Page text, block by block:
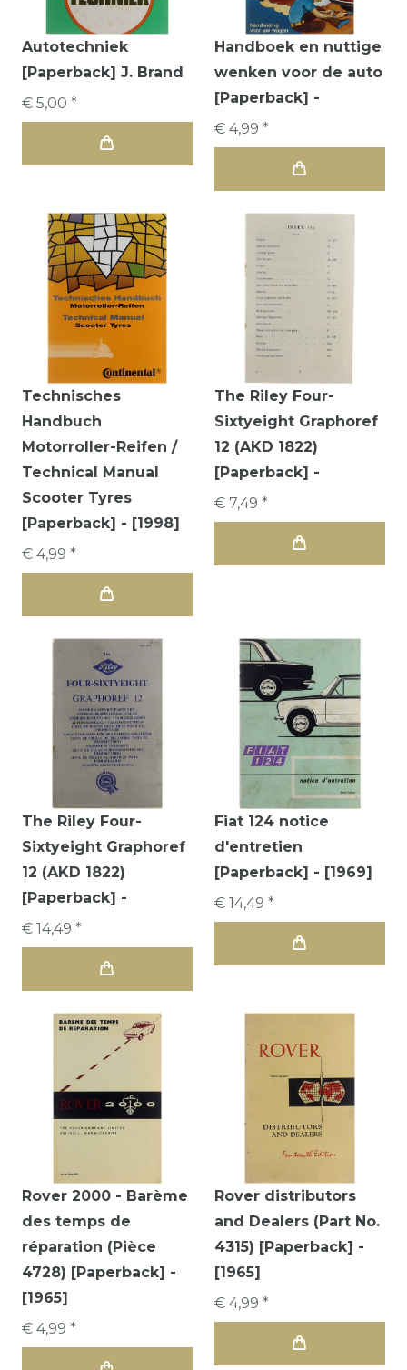
Autotechniek
[Paperback] J. Brand
€ 5,00 *
Handboek en nuttige
wenken voor de auto
[Paperback] -
€ 4,99 *
Technisches
Handbuch
Motorroller-Reifen /
Technical Manual
Scooter Tyres
[Paperback] - [1998]
€ 4,99 *
The Riley Four-
Sixtyeight Graphoref
12 (AKD 1822)
[Paperback] -
€ 7,49 *
The Riley Four-
Sixtyeight Graphoref
12 (AKD 1822)
[Paperback] -
€ 14,49 *
Fiat 124 notice
d'entretien
[Paperback] - [1969]
€ 14,49 *
Rover 2000 - Barème
des temps de
réparation (Pièce
4728) [Paperback] -
[1965]
€ 4,99 *
Rover distributors
and Dealers (Part No.
4315) [Paperback] -
[1965]
€ 4,99 *